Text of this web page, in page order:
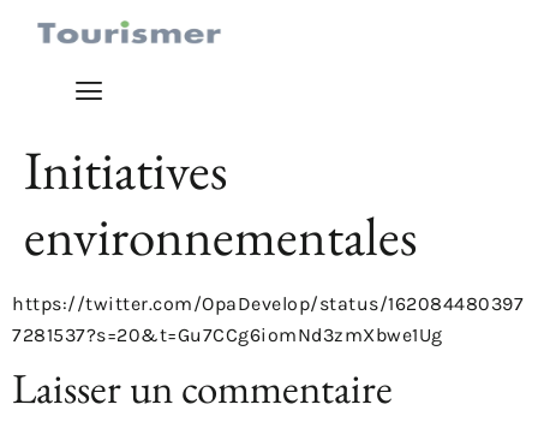
Initiatives
environnementales
https://twitter.com/OpaDevelop/status/162084480397
7281537?s=20&t=Gu7CCg6iomNd3zmXbwe1Ug
Laisser un commentaire